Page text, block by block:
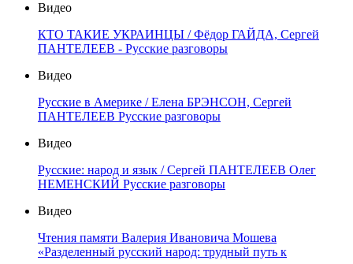
Видео
КТО ТАКИЕ УКРАИНЦЫ / Фёдор ГАЙДА, Сергей
ПАНТЕЛЕЕВ - Русские разговоры
Видео
Русские в Америке / Елена БРЭНСОН, Сергей
ПАНТЕЛЕЕВ Русские разговоры
Видео
Русские: народ и язык / Сергей ПАНТЕЛЕЕВ Олег
НЕМЕНСКИЙ Русские разговоры
Видео
Чтения памяти Валерия Ивановича Мошева
«Разделенный русский народ: трудный путь к